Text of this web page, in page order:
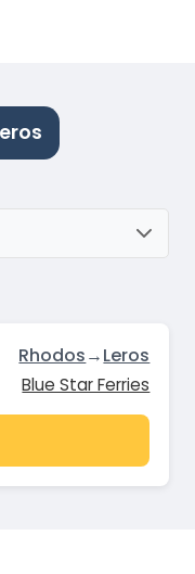
Rhodos→Leros
Blue Star Ferries